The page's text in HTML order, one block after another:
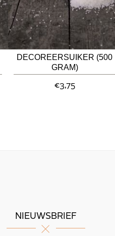
DECOREERSUIKER (500
GRAM)
€3,75
NIEUWSBRIEF